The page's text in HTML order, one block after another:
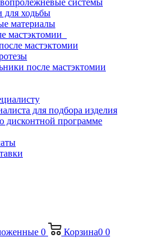
системы
для ходьбы
материалы
мастэктомии
мастэктомии
после мастэктомии
для подбора изделия
дисконтной программе
0 Корзина0 0